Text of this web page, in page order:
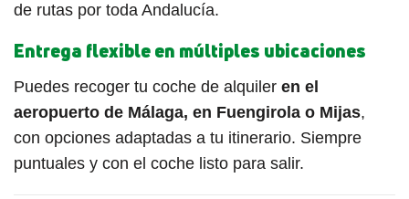
de rutas por toda Andalucía.
Entrega flexible en múltiples ubicaciones
Puedes recoger tu coche de alquiler en el
aeropuerto de Málaga, en Fuengirola o Mijas,
con opciones adaptadas a tu itinerario. Siempre
puntuales y con el coche listo para salir.